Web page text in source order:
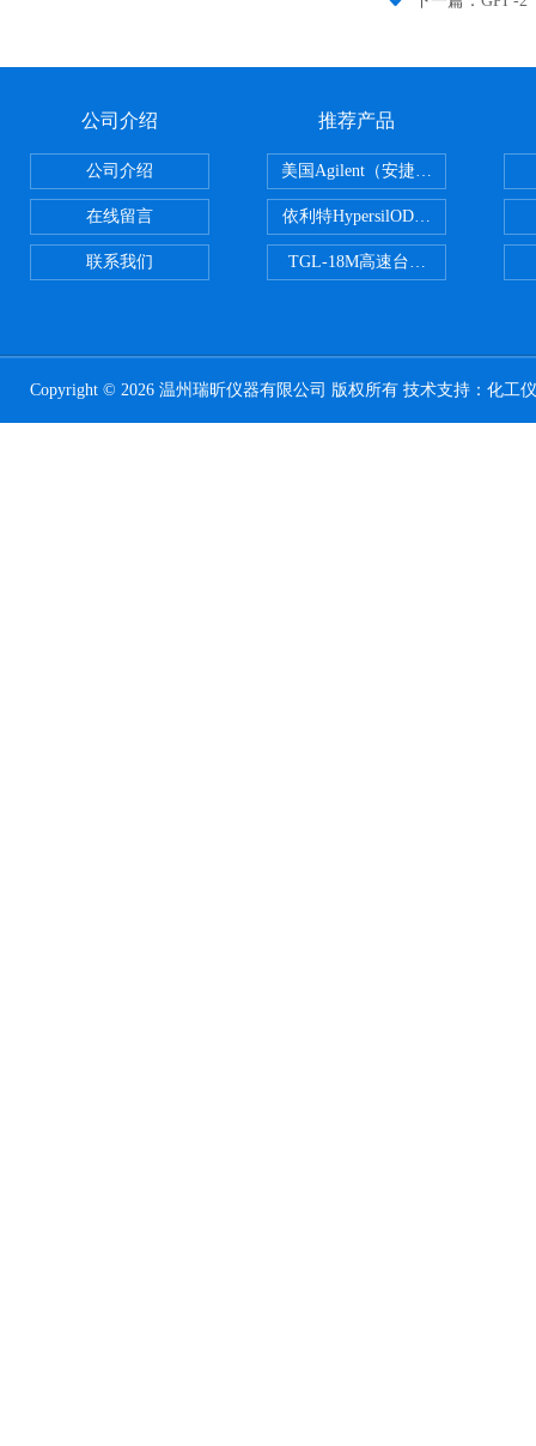
公司介绍
公司介绍
在线留言
联系我们
推荐产品
美国Agilent（安捷伦） PLOT色谱
依利特HypersilODS2/C18/C8/
TGL-18M高速台式冷冻离心机
Copyright © 2026 温州瑞昕仪器有限公司 版权所有 技术支持： 化工